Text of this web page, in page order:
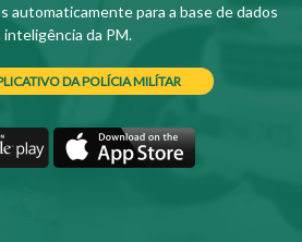
automaticamente para a base de dados
inteligência da PM.
DA POLÍCIA MILÍTAR